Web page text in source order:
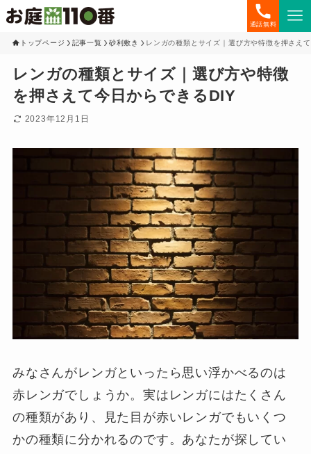
通話無料
トップページ 記事一覧 砂利敷き レンガの種類とサイズ｜選び方や特徴を押さえ
レンガの種類とサイズ｜選び方や特徴
を押さえて今日からできるDIY
2023年12月1日
みなさんがレンガといったら思い浮かべるのは
赤レンガでしょうか。実はレンガにはたくさん
の種類があり、見た目が赤いレンガでもいくつ
かの種類に分かれるのです。あなたが探してい